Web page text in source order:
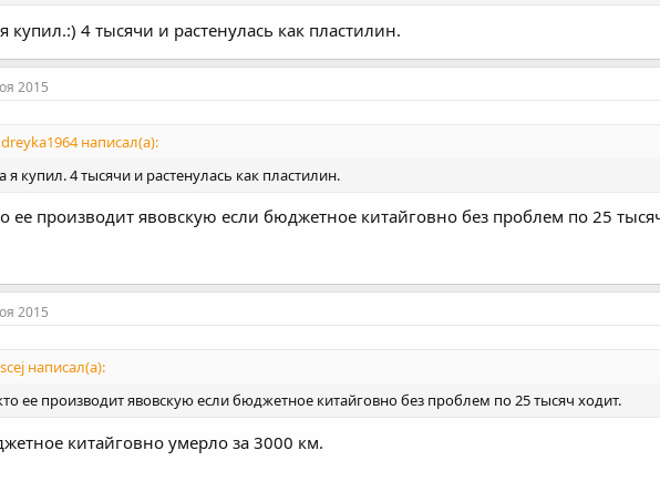
купил.:) 4 тысячи и растенулась как пластилин.
2015
написал(а):
я купил. 4 тысячи и растенулась как пластилин.
ее производит явовскую если бюджетное китайговно без проблем по 25
2015
написал(а):
ее производит явовскую если бюджетное китайговно без проблем по 25 тысяч ходит.
китайговно умерло за 3000 км.